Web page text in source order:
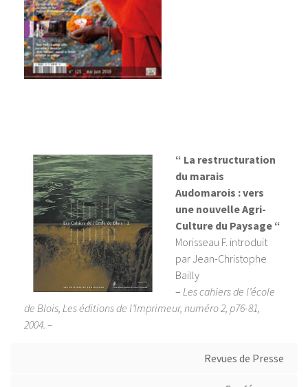
“ La restructuration
du marais
Audomarois : vers
une nouvelle Agri-
Culture du Paysage “
Morisseau F. introduit
par Jean-Christophe
Bailly
– Les cahiers de l’école
de Blois, Les éditions de l’Imprimeur, numéro 2, p76-81,
2004. –
Revues de Presse